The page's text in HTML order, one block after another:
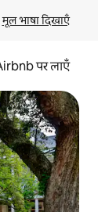
मूल भाषा दिखाएँ
पर लाएँ